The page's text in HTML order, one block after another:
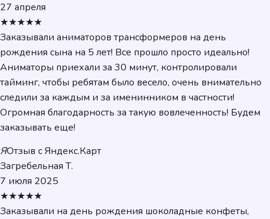
27 апреля
★★★★★
Заказывали аниматоров трансформеров на день
рождения сына на 5 лет! Все прошло просто идеально!
Аниматоры приехали за 30 минут, контролировали
тайминг, чтобы ребятам было весело, очень внимательно
следили за каждым и за именинником в частности!
Огромная благодарность за такую вовлеченность! Будем
заказывать еще!
ЯОтзыв с Яндекс.Карт
Загребельная Т.
7 июля 2025
★★★★★
Заказывали на день рождения шоколадные конфеты,